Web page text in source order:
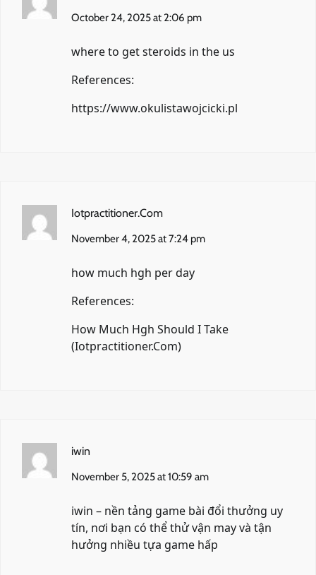
October 24, 2025 at 2:06 pm
where to get steroids in the us
References:
https://www.okulistawojcicki.pl
Iotpractitioner.Com
November 4, 2025 at 7:24 pm
how much hgh per day
References:
How Much Hgh Should I Take
(Iotpractitioner.Com)
iwin
November 5, 2025 at 10:59 am
iwin – nền tảng game bài đổi thưởng uy
tín, nơi bạn có thể thử vận may và tận
hưởng nhiều tựa game hấp